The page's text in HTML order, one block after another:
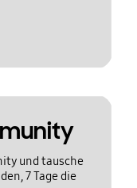
und tausche
7 Tage die